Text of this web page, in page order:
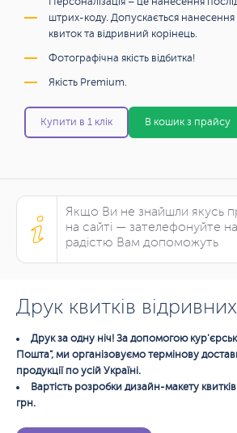
штрих-коду. Допускається нанесення
квиток та відривний корінець.
Фотографічна якість відбитка!
Якість Premium.
Купити в 1 клік В кошик з прайсу
Якщо Ви не знайшли якусь
на сайті — зателефонуйте
радістю Вам допоможуть
Друк квитків
Друк за одну ніч! За допомогою
Пошта", ми організовуємо термінову
продукції по усій Україні.
Вартість розробки дизайн-макету
грн.